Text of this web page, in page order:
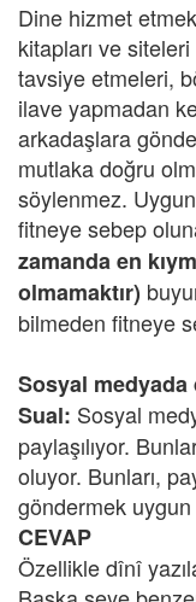
Dine hizmet
kitapları ve
tavsiye etmeleri,
ilave yapmadan
arkadaşlara
mutlaka doğru
söylenmez.
fitneye sebep
zamanda en
olmamaktır)
bilmeden fitneye
Sosyal medyada
Sual: Sosyal
paylaşılıyor.
oluyor. Bunları,
göndermek
CEVAP
Özellikle dînî